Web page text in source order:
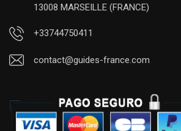
13008 MARSEILLE (FRANCE)
+33744750411
contact@guides-france.com